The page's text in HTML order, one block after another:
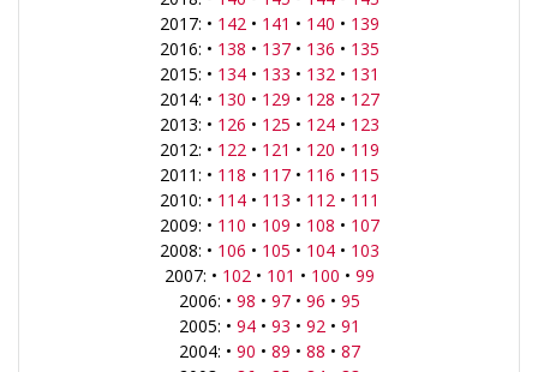
2017: • 142• 141 • 140 • 139
2016: • 138 • 137• 136 • 135
2015: • 134• 133 • 132• 131
2014: • 130 • 129 • 128 • 127
2013: • 126 • 125 • 124• 123
2012: • 122• 121 • 120 • 119
2011: • 118 • 117• 116 • 115
2010: • 114• 113 • 112• 111
2009: • 110 • 109 • 108 • 107
2008: • 106 • 105 • 104• 103
2007: • 102• 101 • 100 • 99
2006: • 98 • 97• 96 • 95
2005: • 94• 93 • 92• 91
2004: • 90 • 89 • 88 • 87